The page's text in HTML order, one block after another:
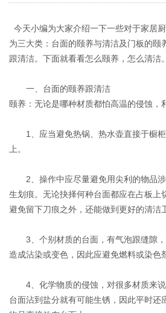
今天小编为大家介绍一下一些对于家居
为三大类：台面的颐养与清洁及门板的颐
跟清洁。下面就看看怎么颐养，怎么清洁。
一、台面的颐养跟清洁
颐养：无论是哪种材质都怕高温的侵蚀，
1、应当避免热锅、热水壶直接于橱柜
上。
2、操作中应尽量避免用尖利的物品涉
生划痕。无论抉择何种台面都应在占板上
避免留下刀痕之外，还能做到更好的清洁
3、个别材质的台面，有气泡跟缝隙，
造成沾染或变色，因此应避免燃料或染色
4、化学物质的侵蚀，对很多材质来说
台面沾到盐分就有可能生锈，因此平时还